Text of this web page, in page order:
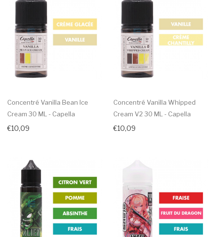
Concentré Vanilla Bean Ice
Cream 30 ML - Capella
€10,09
Concentré Vanilla Whipped
Cream V2 30 ML - Capella
€10,09